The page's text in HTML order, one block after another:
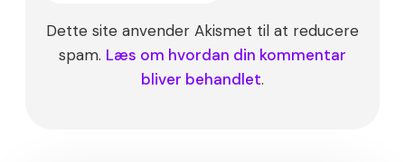
Dette site anvender Akismet til at reducere
spam. Læs om hvordan din kommentar
bliver behandlet.